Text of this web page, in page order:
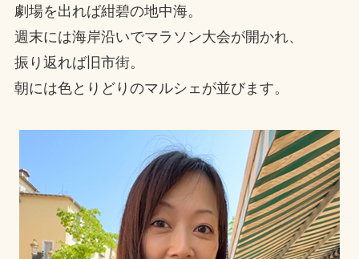
劇場を出れば紺碧の地中海。
週末には海岸沿いでマラソン大会が開かれ、
振り返れば旧市街。
朝には色とりどりのマルシェが並びます。